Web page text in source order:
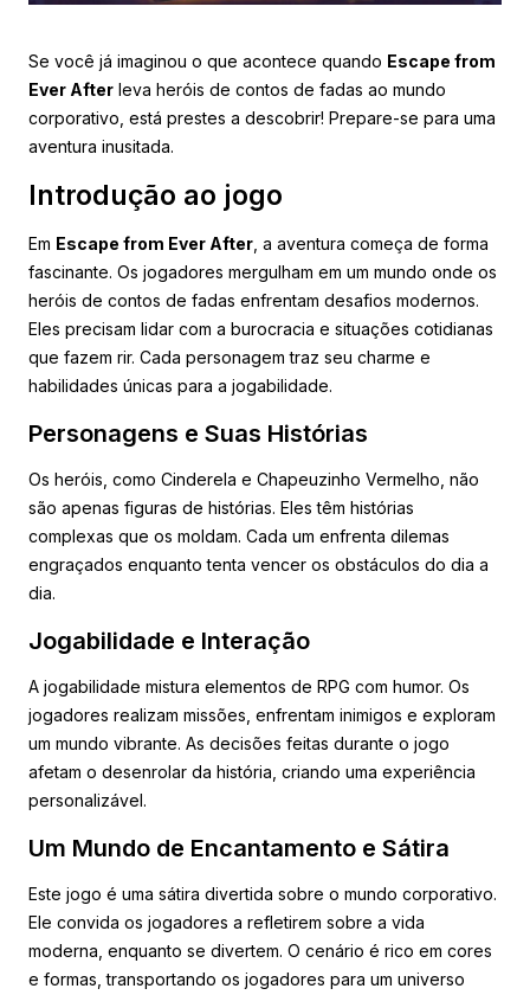
Se você já imaginou o que acontece quando Escape from
Ever After leva heróis de contos de fadas ao mundo
corporativo, está prestes a descobrir! Prepare-se para uma
aventura inusitada.
Introdução ao jogo
Em Escape from Ever After , a aventura começa de forma
fascinante. Os jogadores mergulham em um mundo onde os
heróis de contos de fadas enfrentam desafios modernos.
Eles precisam lidar com a burocracia e situações cotidianas
que fazem rir. Cada personagem traz seu charme e
habilidades únicas para a jogabilidade.
Personagens e Suas Histórias
Os heróis, como Cinderela e Chapeuzinho Vermelho, não
são apenas figuras de histórias. Eles têm histórias
complexas que os moldam. Cada um enfrenta dilemas
engraçados enquanto tenta vencer os obstáculos do dia a
dia.
Jogabilidade e Interação
A jogabilidade mistura elementos de RPG com humor. Os
jogadores realizam missões, enfrentam inimigos e exploram
um mundo vibrante. As decisões feitas durante o jogo
afetam o desenrolar da história, criando uma experiência
personalizável.
Um Mundo de Encantamento e Sátira
Este jogo é uma sátira divertida sobre o mundo corporativo.
Ele convida os jogadores a refletirem sobre a vida
moderna, enquanto se divertem. O cenário é rico em cores
e formas, transportando os jogadores para um universo